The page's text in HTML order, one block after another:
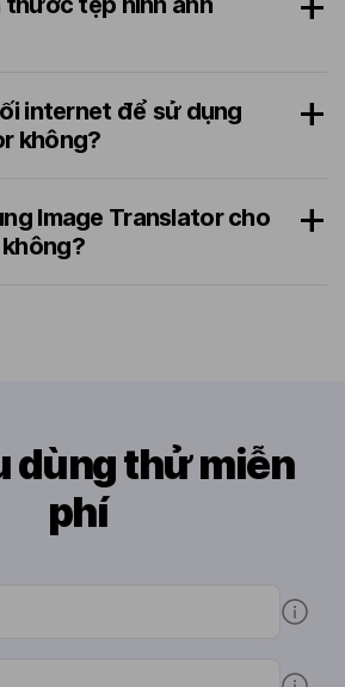
internet để sử dụng
không?
Image Translator cho
dùng thử miễn
phí